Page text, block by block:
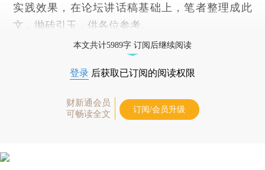
实践效果，在论坛讲话稿基础上，笔者整理成此
文，抛砖引玉，供各位参考。
本文共计5989字 订阅后继续阅读
登录 后获取已订阅的阅读权限
财新通会员
可畅读全文
订阅/会员升级